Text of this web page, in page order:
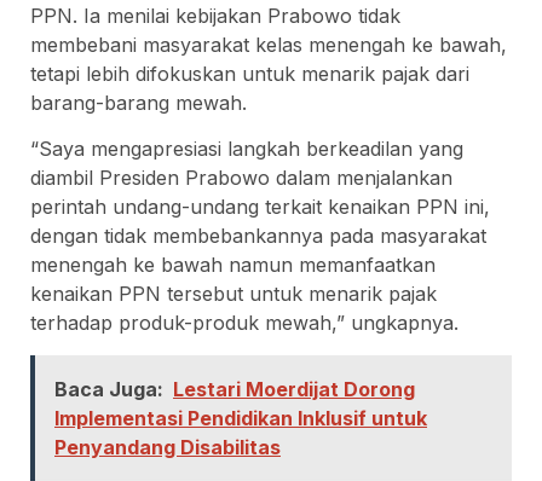
PPN. Ia menilai kebijakan Prabowo tidak
membebani masyarakat kelas menengah ke bawah,
tetapi lebih difokuskan untuk menarik pajak dari
barang-barang mewah.
“Saya mengapresiasi langkah berkeadilan yang
diambil Presiden Prabowo dalam menjalankan
perintah undang-undang terkait kenaikan PPN ini,
dengan tidak membebankannya pada masyarakat
menengah ke bawah namun memanfaatkan
kenaikan PPN tersebut untuk menarik pajak
terhadap produk-produk mewah,” ungkapnya.
Baca Juga: Lestari Moerdijat Dorong
Implementasi Pendidikan Inklusif untuk
Penyandang Disabilitas